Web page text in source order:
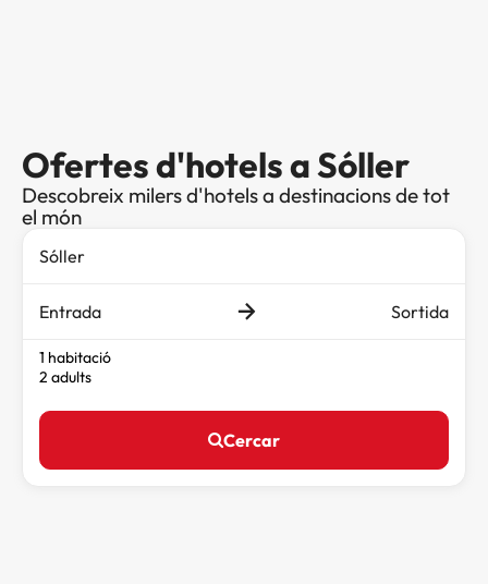
Ofertes d'hotels a Sóller
Descobreix milers d'hotels a destinacions de tot
el món
Entrada Sortida
1 habitació
2 adults
Cercar